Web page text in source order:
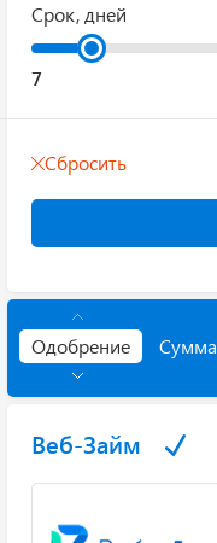
Срок, дней
Сбросить
Одобрение Сумма
Веб-Займ